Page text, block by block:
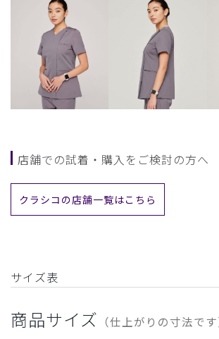
店舗での試着・購入をご検討の方へ
クラシコの店舗一覧はこちら
サイズ表
商品サイズ （仕上がりの寸法です